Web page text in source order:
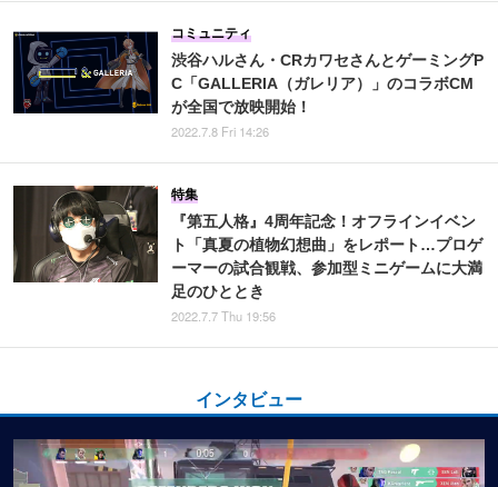
渋谷ハルさん・CRカワセさんとゲーミングP
C「GALLERIA（ガレリア）」のコラボCM
が全国で放映開始！
コミュニティ
2022.7.8 Fri 14:26
『第五人格』4周年記念！オフラインイベン
ト「真夏の植物幻想曲」をレポート…プロゲ
ーマーの試合観戦、参加型ミニゲームに大満
足のひととき
特集
2022.7.7 Thu 19:56
インタビュー